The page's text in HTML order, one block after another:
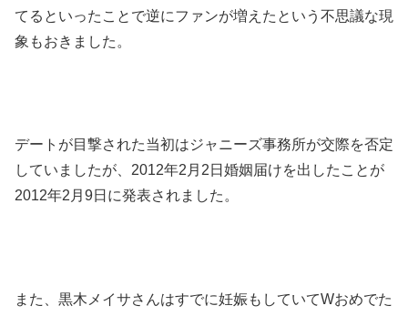
てるといったことで逆にファンが増えたという不思議な現
象もおきました。
デートが目撃された当初はジャニーズ事務所が交際を否定
していましたが、2012年2月2日婚姻届けを出したことが
2012年2月9日に発表されました。
また、黒木メイサさんはすでに妊娠もしていてWおめでた